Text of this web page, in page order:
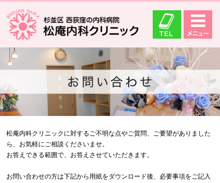
松庵内科クリニックに対するご不明な点やご質問、ご要望がありました
ら、お気軽にご相談くださいませ。
お答えできる範囲で、お答えさせていただきます。
お問い合わせの方は下記から用紙をダウンロード後、必要事項をご記入